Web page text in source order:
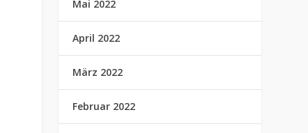
Mai 2022
April 2022
März 2022
Februar 2022